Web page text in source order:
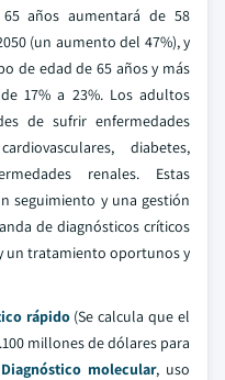
años aumentará de 58
(un aumento del 47%), y
de edad de 65 años y más
17% a 23%. Los adultos
de sufrir enfermedades
diabetes,
renales. Estas
seguimiento y una gestión
de diagnósticos críticos
un tratamiento oportunos y
rápido(Se calcula que el
millones de dólares para
Diagnóstico molecular, uso